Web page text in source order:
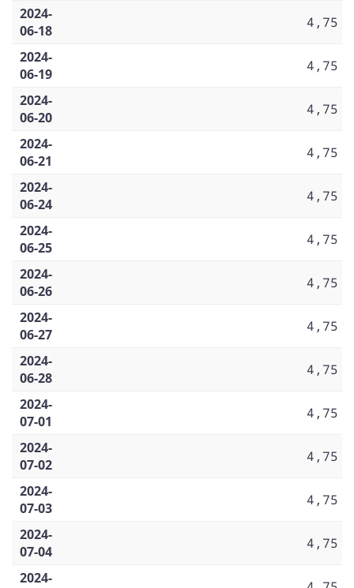
2024-
06-18
4,75
2024-
06-19
4,75
2024-
06-20
4,75
2024-
06-21
4,75
2024-
06-24
4,75
2024-
06-25
4,75
2024-
06-26
4,75
2024-
06-27
4,75
2024-
06-28
4,75
2024-
07-01
4,75
2024-
07-02
4,75
2024-
07-03
4,75
2024-
07-04
4,75
2024-